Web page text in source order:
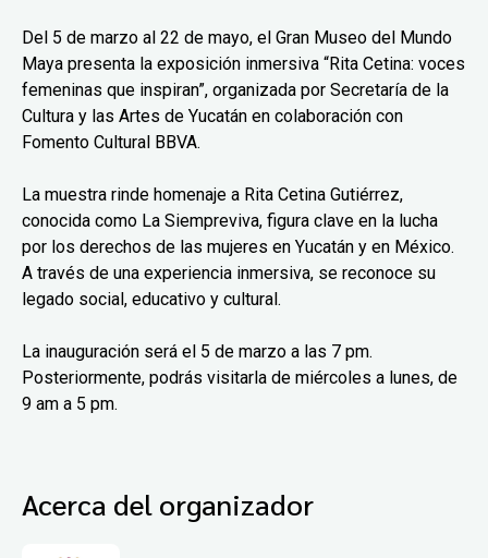
Del 5 de marzo al 22 de mayo, el Gran Museo del Mundo
Maya presenta la exposición inmersiva “Rita Cetina: voces
femeninas que inspiran”, organizada por Secretaría de la
Cultura y las Artes de Yucatán en colaboración con
Fomento Cultural BBVA.
La muestra rinde homenaje a Rita Cetina Gutiérrez,
conocida como La Siempreviva, figura clave en la lucha
por los derechos de las mujeres en Yucatán y en México.
A través de una experiencia inmersiva, se reconoce su
legado social, educativo y cultural.
La inauguración será el 5 de marzo a las 7 pm.
Posteriormente, podrás visitarla de miércoles a lunes, de
9 am a 5 pm.
Acerca del organizador